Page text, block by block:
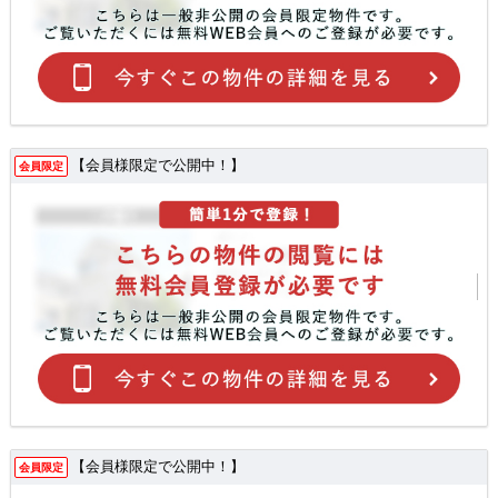
会員限定 【会員様限定で公開中！】
会員限定 【会員様限定で公開中！】